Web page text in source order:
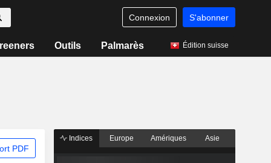
Connexion S'abonner
Outils Palmarès Édition suisse
PDF
Indices Europe Amériques Asie